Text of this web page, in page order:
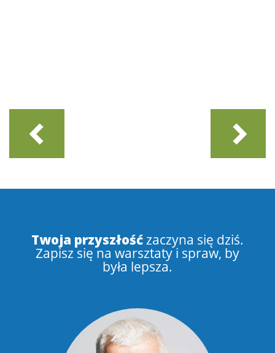
Twoja przyszłośćzaczyna się dziś.
Zapisz się na warsztaty i spraw, by
była lepsza.